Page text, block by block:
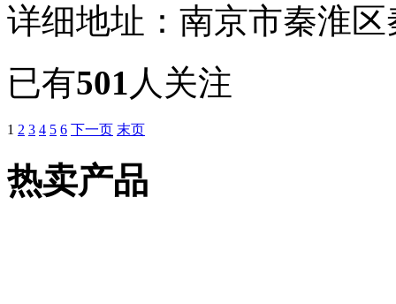
详细地址：南京市秦淮
已有501 人关注
1 2 3 4 5 6 下一页 末页
热卖产品